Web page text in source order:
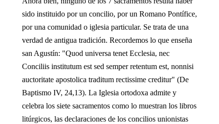
sido instituido por un concilio, por un Romano Pontífice,
por una comunidad o iglesia particular. Se trata de una
verdad de antigua tradición. Recordemos lo que enseña
san Agustín: "Quod universa tenet Ecclesia, nec
Conciliis institutum est sed semper retentum est, nonnisi
auctoritate apostolica traditum rectissime creditur" (De
Baptismo IV, 24,13). La Iglesia ortodoxa admite y
celebra los siete sacramentos como lo muestran los libros
litúrgicos, las declaraciones de los concilios unionistas